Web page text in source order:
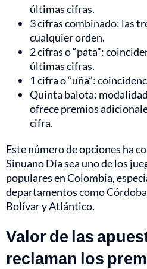
últimas cifras.
3 cifras combinado: las
cualquier orden.
2 cifras o “pata”:
últimas cifras.
1 cifra o “uña”:
Quinta balota:
ofrece premios
cifra.
Este número de opciones ha
Sinuano Día sea uno de los
populares en Colombia,
departamentos como
Bolívar y Atlántico.
Valor de las
reclaman los